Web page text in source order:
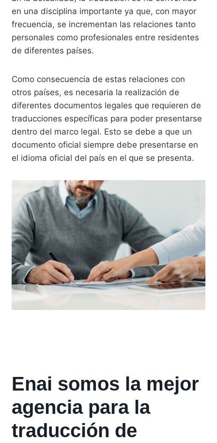
en una disciplina importante ya que, con mayor
frecuencia, se incrementan las relaciones tanto
personales como profesionales entre residentes
de diferentes países.
Como consecuencia de estas relaciones con
otros países, es necesaria la realización de
diferentes documentos legales que requieren de
traducciones específicas para poder presentarse
dentro del marco legal. Esto se debe a que un
documento oficial siempre debe presentarse en
el idioma oficial del país en el que se presenta.
Enai somos la mejor
agencia para la
traducción de